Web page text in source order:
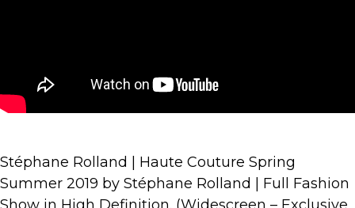
Stéphane Rolland | Haute Couture Spring
Summer 2019 by Stéphane Rolland | Full Fashion